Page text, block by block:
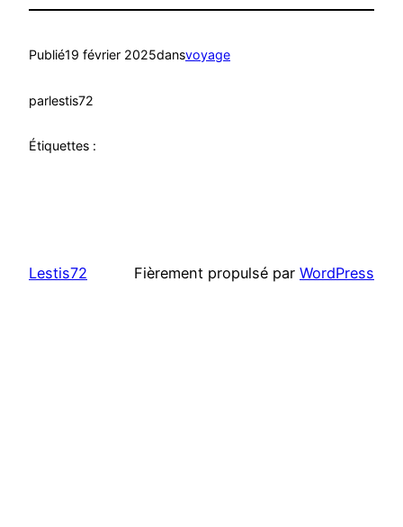
Publié19 février 2025dansvoyage
parlestis72
Étiquettes :
Lestis72 Fièrement propulsé par WordPress